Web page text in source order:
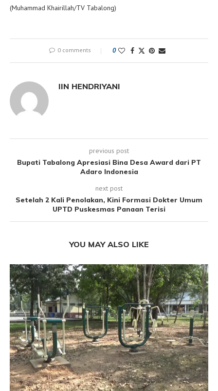
(Muhammad Khairillah/TV Tabalong)
0 comments 0
IIN HENDRIYANI
previous post
Bupati Tabalong Apresiasi Bina Desa Award dari PT
Adaro Indonesia
next post
Setelah 2 Kali Penolakan, Kini Formasi Dokter Umum
UPTD Puskesmas Panaan Terisi
YOU MAY ALSO LIKE